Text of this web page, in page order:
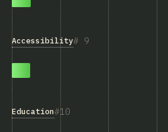
9
Accessibility
10
Education